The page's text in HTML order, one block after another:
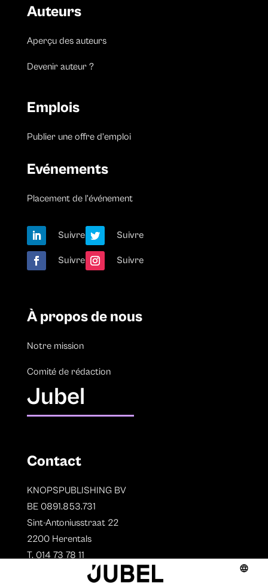
Auteurs
Aperçu des auteurs
Devenir auteur ?
Emplois
Publier une offre d’emploi
Evénements
Placement de l’événement
Suivre Suivre
Suivre Suivre
À propos de nous
Notre mission
Comité de rédaction
Jubel
Contact
KNOPSPUBLISHING BV
BE 0891.853.731
Sint-Antoniusstraat 22
2200 Herentals
T. 014 73 78 11